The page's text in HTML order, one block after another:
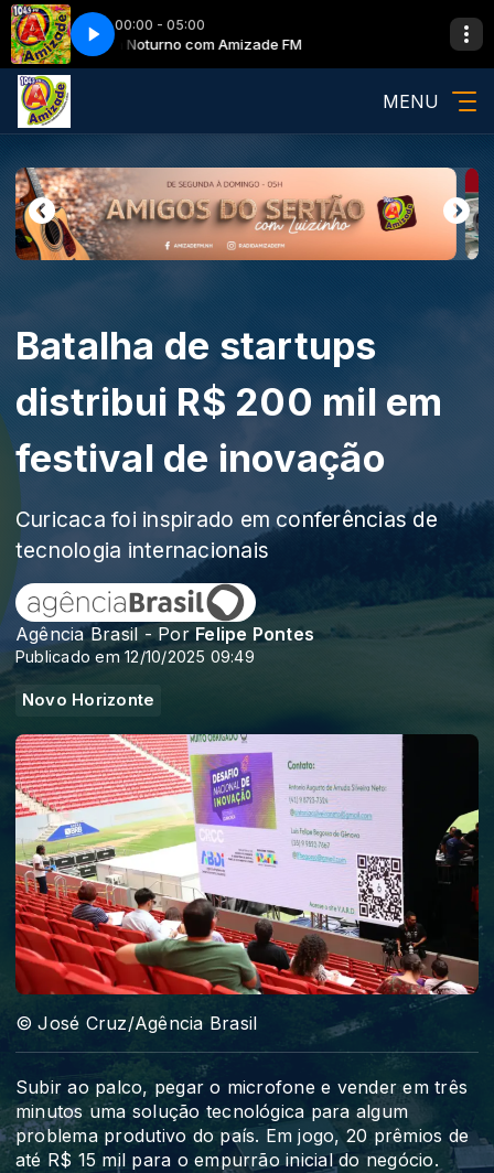
00:00 - 05:00
Guarda Noturno com Amizade FM Guarda Noturno
MENU
Batalha de startups
distribui R$ 200 mil em
festival de inovação
Curicaca foi inspirado em conferências de
tecnologia internacionais
Agência Brasil - PorFelipe Pontes
Publicado em 12/10/2025 09:49
Novo Horizonte
© José Cruz/Agência Brasil
Subir ao palco, pegar o microfone e vender em três
minutos uma solução tecnológica para algum
problema produtivo do país. Em jogo, 20 prêmios de
até R$ 15 mil para o empurrão inicial do negócio.